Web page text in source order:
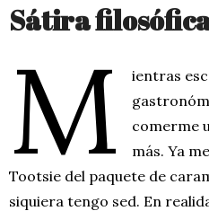
Sátira
M
ientras
comerme
más. Ya
Tootsie del paquete de
siquiera tengo sed. En